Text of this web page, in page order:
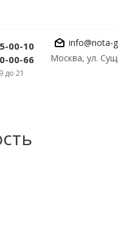
00-10
00-66
до 21
info@nota-
Москва, ул.